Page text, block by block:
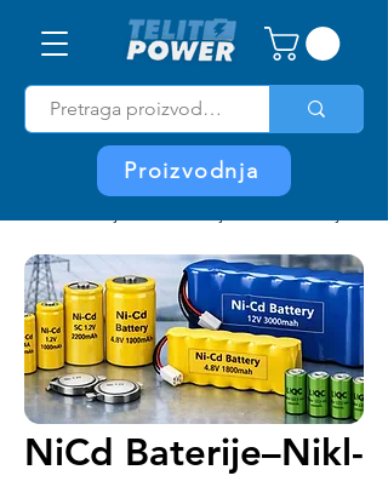
Proizvodnja
NiCd Baterije–Nikl-